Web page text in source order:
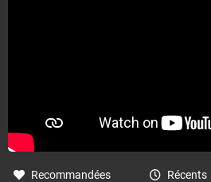
Recommandées Récents